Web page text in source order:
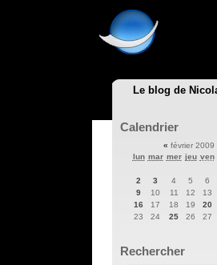
Le blog de
Calendrier
« février 2009
lun mar mer jeu ven
2
3 4 5 6
9
10 11 12 13
16
17 18 19 20
23
24 25 26 27
Rechercher